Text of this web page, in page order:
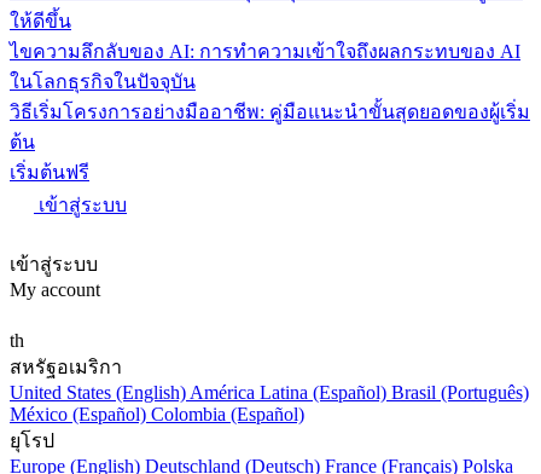
ให้ดีขึ้น
ไขความลึกลับของ AI: การทำความเข้าใจถึงผลกระทบของ AI
ในโลกธุรกิจในปัจจุบัน
วิธีเริ่มโครงการอย่างมืออาชีพ: คู่มือแนะนำขั้นสุดยอดของผู้เริ่ม
ต้น
เริ่มต้นฟรี
เข้าสู่ระบบ
เข้าสู่ระบบ
My account
th
สหรัฐอเมริกา
United States (English) América Latina (Español) Brasil (Português)
México (Español) Colombia (Español)
ยุโรป
Europe (English) Deutschland (Deutsch) France (Français) Polska